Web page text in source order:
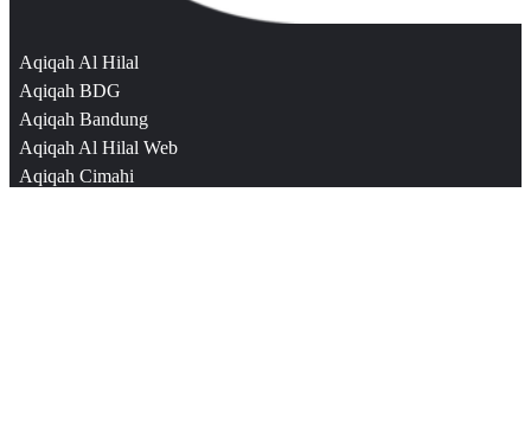
Aqiqah Al Hilal
Aqiqah BDG
Aqiqah Bandung
Aqiqah Al Hilal Web
Aqiqah Cimahi